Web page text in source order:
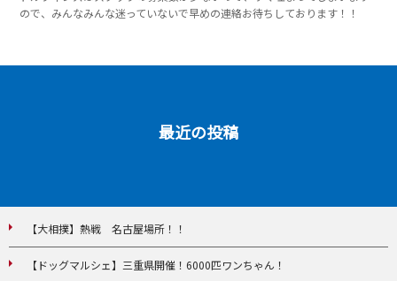
ので、みんなみんな迷っていないで早めの連絡お待ちしております！！
最近の投稿
【大相撲】熱戦 名古屋場所！！
【ドッグマルシェ】三重県開催！6000匹ワンちゃん！